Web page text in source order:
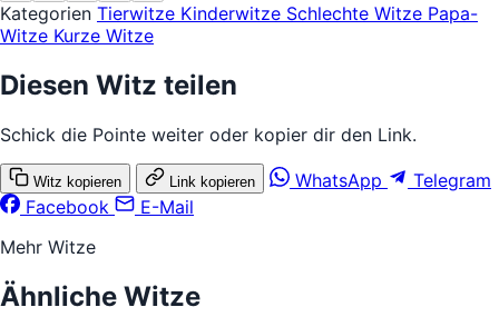
Kategorien Tierwitze Kinderwitze Schlechte Witze Papa-
Witze Kurze Witze
Diesen Witz teilen
Schick die Pointe weiter oder kopier dir den Link.
Witz kopieren Link kopieren WhatsApp
Telegram
Facebook
E-Mail
Mehr Witze
Ähnliche Witze